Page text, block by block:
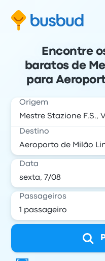
Encontre
baratos de
para
Origem
Destino
Data
Passageiros